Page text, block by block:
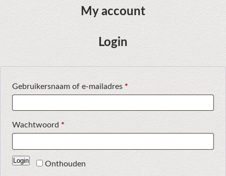
My account
Login
Gebruikersnaam of e-mailadres *
Wachtwoord * Vereist
Onthouden
Login